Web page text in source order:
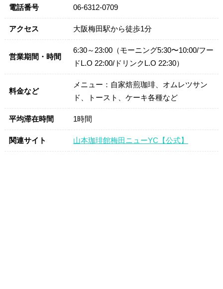
電話番号 06-6312-0709
アクセス 大阪梅田駅から徒歩1分
営業期間・時間
6:30～23:00（モーニング5:30〜10:00/フー
ドL.O 22:00/ドリンクL.O 22:30）
料金など
メニュー：自家焙煎珈琲、オムレツサン
ド、トースト、ケーキ各種など
平均滞在時間 1時間
関連サイト 山本珈琲館梅田ニューYC【公式】